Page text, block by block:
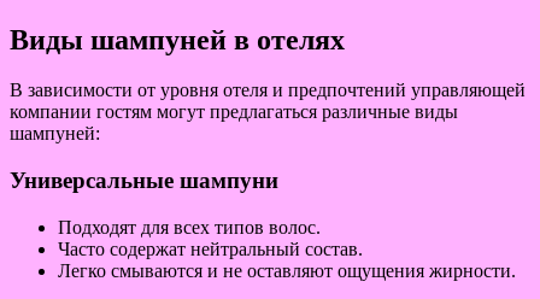
Виды шампуней в отелях
В зависимости от уровня отеля и предпочтений управляющей
компании гостям могут предлагаться различные виды
шампуней:
Универсальные шампуни
Подходят для всех типов волос.
Часто содержат нейтральный состав.
Легко смываются и не оставляют ощущения жирности.